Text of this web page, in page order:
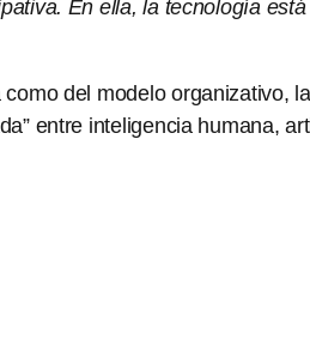
En ella, la tecnología
del modelo organizativo,
entre inteligencia humana,